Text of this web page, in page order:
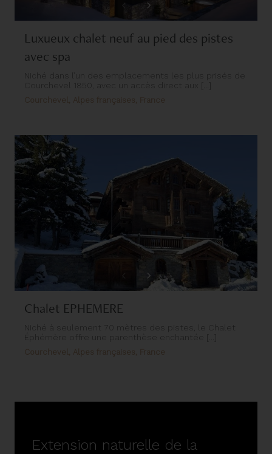
Luxueux chalet neuf au pied des pistes
avec spa
Niché dans l’un des emplacements les plus prisés de
Courchevel 1850, avec un accès direct aux [...]
Chalet EPHEMERE
Niché à seulement 70 mètres des pistes, le Chalet
Éphémère offre une parenthèse enchantée [...]
Extension naturelle de la